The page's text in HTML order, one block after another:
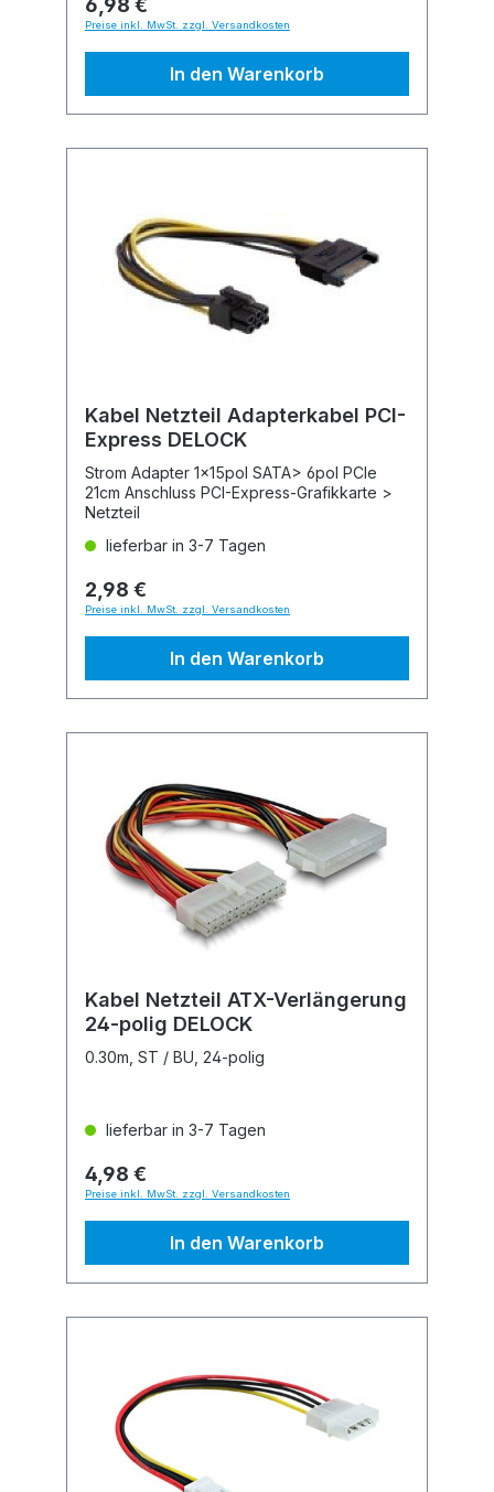
6,98 €
Preise inkl. MwSt. zzgl. Versandkosten
In den Warenkorb
Kabel Netzteil Adapterkabel PCI-
Express DELOCK
Strom Adapter 1x15pol SATA> 6pol PCIe
21cm Anschluss PCI-Express-Grafikkarte >
Netzteil
lieferbar in 3-7 Tagen
2,98 €
Preise inkl. MwSt. zzgl. Versandkosten
In den Warenkorb
Kabel Netzteil ATX-Verlängerung
24-polig DELOCK
0.30m, ST / BU, 24-polig
lieferbar in 3-7 Tagen
4,98 €
Preise inkl. MwSt. zzgl. Versandkosten
In den Warenkorb